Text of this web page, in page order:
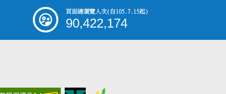
頁面總瀏覽人次(自105.7.15起)
90,422,174